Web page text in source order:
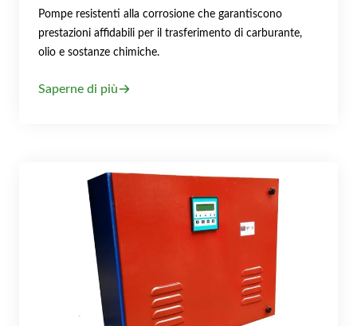
Pompe resistenti alla corrosione che garantiscono
prestazioni affidabili per il trasferimento di carburante,
olio e sostanze chimiche.
Saperne di più